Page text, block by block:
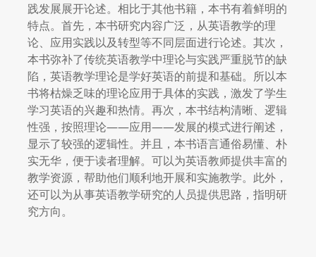
践发展展开论述。相比于其他书籍，本书有着鲜明的
特点。首先，本书研究内容广泛，从英语教学的理
论、应用实践以及转型等不同层面进行论述。其次，
本书弥补了传统英语教学中理论与实践严重脱节的缺
陷，英语教学理论是学好英语的前提和基础。所以本
书将枯燥乏味的理论应用于具体的实践，激发了学生
学习英语的兴趣和热情。再次，本书结构清晰、逻辑
性强，按照理论——应用——发展的模式进行阐述，
显示了较强的逻辑性。并且，本书语言通俗易懂、朴
实无华，便于读者理解。可以为英语教师提供丰富的
教学资源，帮助他们顺利地开展和实施教学。此外，
还可以为从事英语教学研究的人员提供思路，指明研
究方向。